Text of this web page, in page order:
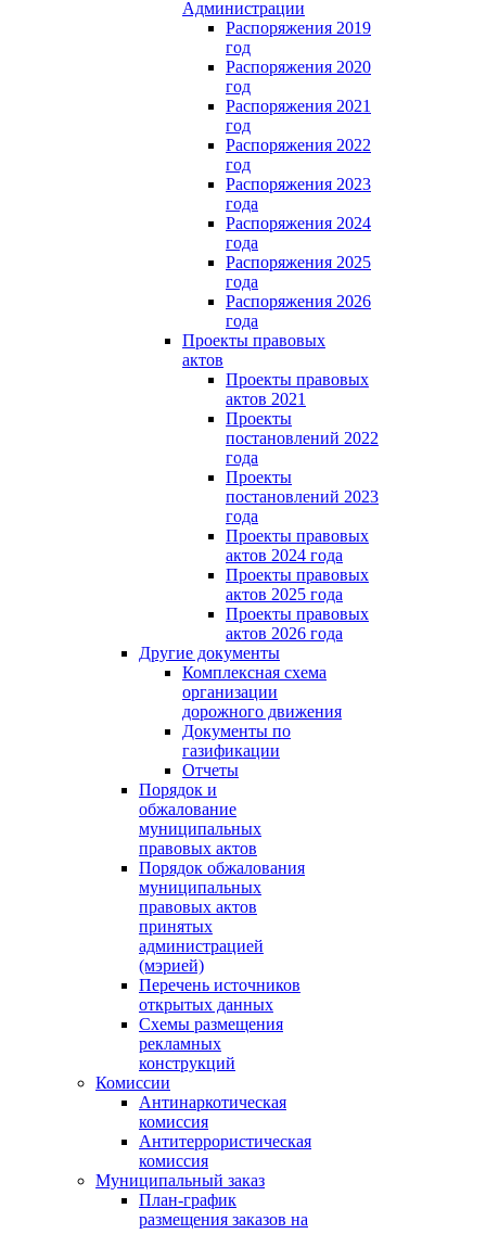
Администрации
Распоряжения 2019
год
Распоряжения 2020
год
Распоряжения 2021
год
Распоряжения 2022
год
Распоряжения 2023
года
Распоряжения 2024
года
Распоряжения 2025
года
Распоряжения 2026
года
Проекты правовых
актов
Проекты правовых
актов 2021
Проекты
постановлений 2022
года
Проекты
постановлений 2023
года
Проекты правовых
актов 2024 года
Проекты правовых
актов 2025 года
Проекты правовых
актов 2026 года
Другие документы
Комплексная схема
организации
дорожного движения
Документы по
газификации
Отчеты
Порядок и
обжалование
муниципальных
правовых актов
Порядок обжалования
муниципальных
правовых актов
принятых
администрацией
(мэрией)
Перечень источников
открытых данных
Схемы размещения
рекламных
конструкций
Комиссии
Антинаркотическая
комиссия
Антитеррористическая
комиссия
Муниципальный заказ
План-график
размещения заказов на